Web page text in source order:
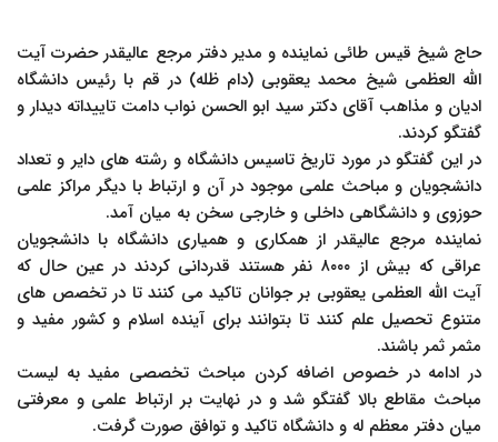
حاج شیخ قیس طائی نماینده و مدیر دفتر مرجع عالیقدر حضرت آیت
الله العظمی شیخ محمد یعقوبی (دام ظله) در قم با رئیس دانشگاه
ادیان و مذاهب آقای دکتر سید ابو الحسن نواب دامت تاییداته دیدار و
گفتگو کردند.
در این گفتگو در مورد تاریخ تاسیس دانشگاه و رشته های دایر و تعداد
دانشجویان و مباحث علمی موجود در آن و ارتباط با دیگر مراکز علمی
حوزوی و دانشگاهی داخلی و خارجی سخن به میان آمد.
نماینده مرجع عالیقدر از همکاری و همیاری دانشگاه با دانشجویان
عراقی که بیش از ۸۰۰۰ نفر هستند قدردانی کردند در عین حال که
آیت الله العظمی یعقوبی بر جوانان تاکید می کنند تا در تخصص های
متنوع تحصیل علم کنند تا بتوانند برای آینده اسلام و کشور مفید و
مثمر ثمر باشند.
در ادامه در خصوص اضافه کردن مباحث تخصصی مفید به لیست
مباحث مقاطع بالا گفتگو شد و در نهایت بر ارتباط علمی و معرفتی
میان دفتر معظم له و دانشگاه تاکید و توافق صورت گرفت.